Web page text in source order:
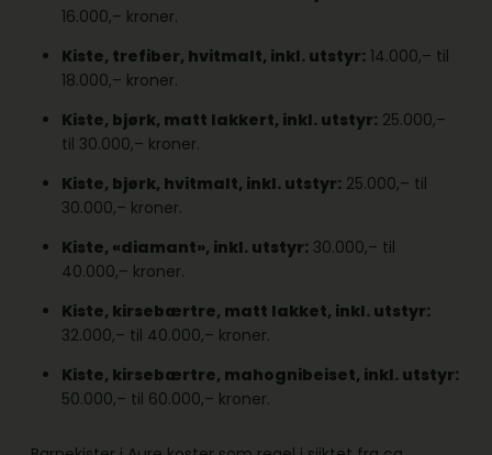
16.000,– kroner.
Kiste, trefiber, hvitmalt, inkl. utstyr: 14.000,– til
18.000,– kroner.
Kiste, bjørk, matt lakkert, inkl. utstyr: 25.000,–
til 30.000,– kroner.
Kiste, bjørk, hvitmalt, inkl. utstyr: 25.000,– til
30.000,– kroner.
Kiste, «diamant», inkl. utstyr: 30.000,– til
40.000,– kroner.
Kiste, kirsebærtre, matt lakket, inkl. utstyr:
32.000,– til 40.000,– kroner.
Kiste, kirsebærtre, mahognibeiset, inkl. utstyr:
50.000,– til 60.000,– kroner.